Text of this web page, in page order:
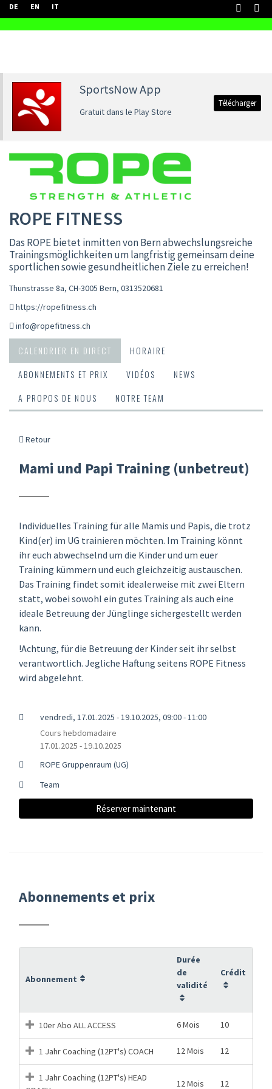
DE EN IT
SportsNow App
Gratuit dans le Play Store
Télécharger
ROPE FITNESS
Das ROPE bietet inmitten von Bern abwechslungsreiche
Trainingsmöglichkeiten um langfristig gemeinsam deine
sportlichen sowie gesundheitlichen Ziele zu erreichen!
Thunstrasse 8a, CH-3005 Bern, 0313520681
https://ropefitness.ch
info@ropefitness.ch
CALENDRIER EN DIRECT
HORAIRE
ABONNEMENTS ET PRIX
VIDÉOS
NEWS
A PROPOS DE NOUS
NOTRE TEAM
Retour
Mami und Papi Training (unbetreut)
Individuelles Training für alle Mamis und Papis, die trotz
Kind(er) im UG trainieren möchten. Im Training könnt
ihr euch abwechselnd um die Kinder und um euer
Training kümmern und euch gleichzeitig austauschen.
Das Training findet somit idealerweise mit zwei Eltern
statt, wobei sowohl ein gutes Training als auch eine
ideale Betreuung der Jünglinge sichergestellt werden
kann.
!Achtung, für die Betreuung der Kinder seit ihr selbst
verantwortlich. Jegliche Haftung seitens ROPE Fitness
wird abgelehnt.
vendredi, 17.01.2025 - 19.10.2025, 09:00 - 11:00
Cours hebdomadaire
17.01.2025 - 19.10.2025
ROPE Gruppenraum (UG)
Team
Réserver maintenant
Abonnements et prix
Abonnement
Durée
de
validité
Crédit
10er Abo ALL ACCESS 6 Mois 10
1 Jahr Coaching (12PT's) COACH 12 Mois 12
1 Jahr Coaching (12PT's) HEAD
12 Mois 12